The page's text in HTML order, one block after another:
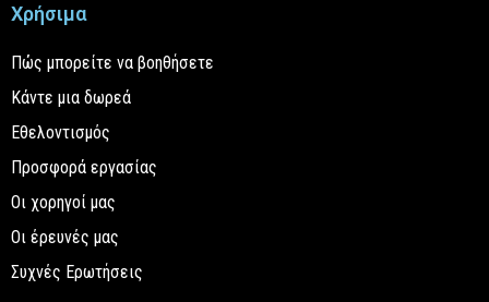
Χρήσιμα
Πώς μπορείτε να βοηθήσετε
Κάντε μια δωρεά
Εθελοντισμός
Προσφορά εργασίας
Οι χορηγοί μας
Οι έρευνές μας
Συχνές Ερωτήσεις